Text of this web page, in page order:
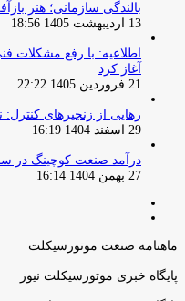
بالندگی سازمانی؛ هنر
13 اردیبهشت 1405 18:56
اطلاعیه: با رفع مشکلات
آغاز کرد
21 فروردین 1405 22:22
رهایی از زنجیرهای
29 اسفند 1404 16:19
درآمد صنعت کوچینگ در سال 2025 به ۵.۳۴ میلیارد دلار
27 بهمن 1404 16:14
ماهنامه صنعت موتورسیکلت
پایگاه خبری موتورسیکلت نیوز